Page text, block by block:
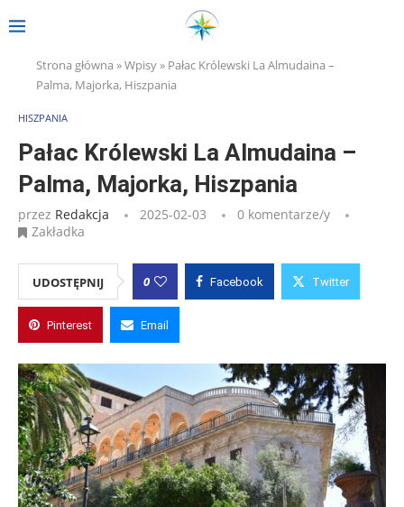
Strona główna »Wpisy» Pałac Królewski La Almudaina –
Palma, Majorka, Hiszpania
HISZPANIA
Pałac Królewski La Almudaina –
Palma, Majorka, Hiszpania
przez Redakcja 2025-02-03
0 komentarze/y
Zakładka
UDOSTĘPNIJ 0 Facebook Twitter
Pinterest Email